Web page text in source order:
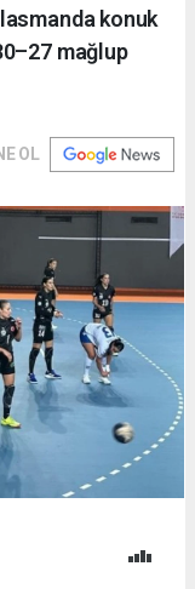
konuk
mağlup
OL